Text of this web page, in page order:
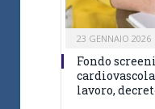
23 GENNAIO 2026
Fondo
lavoro,